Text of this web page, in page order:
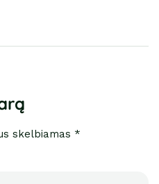
skelbiamas *